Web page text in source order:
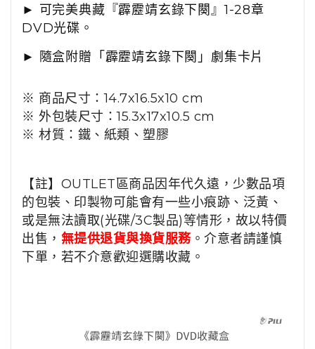
► 可完美典藏『霹靂靖玄錄下闋』1-28章
DVD光碟。
► 隨盒附贈「霹靂靖玄錄下闋」劇集卡片
※ 商品尺寸：14.7x16.5x10 cm
※ 外包裝尺寸：15.3x17x10.5 cm
※ 材質：鐵、紙類、塑膠
【註】OUTLET區商品因年代久遠，少數品項
的包裝、印製物可能會有一些小痕跡、泛黃、
或是無法讀取(光碟/3C製品)等情形，故以特價
出售， 無提供退貨與換貨服務。介意者請謹慎
下單，若不介意歡迎選購收藏。